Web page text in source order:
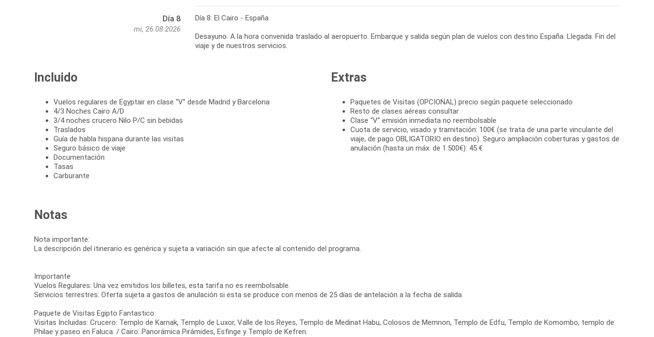
Día 8
mi, 26.08.2026
Día 8: El Cairo - España
Desayuno. A la hora convenida traslado al aeropuerto. Embarque y salida según plan de vuelos con destino España. Llegada. Fin del
viaje y de nuestros servicios.
Incluido
Vuelos regulares de Egyptair en clase “V” desde Madrid y Barcelona
4/3 Noches Cairo A/D
3/4 noches crucero Nilo P/C sin bebidas
Traslados
Guía de habla hispana durante las visitas
Seguro básico de viaje
Documentación
Tasas
Carburante
Extras
Paquetes de Visitas (OPCIONAL) precio según paquete seleccionado
Resto de clases aéreas consultar
Clase “V” emisión inmediata no reembolsable
Cuota de servicio, visado y tramitación: 100€ (se trata de una parte vinculante del
viaje, de pago OBLIGATORIO en destino). Seguro ampliación coberturas y gastos de
anulación (hasta un máx. de 1.500€): 45 €
Notas
Nota importante:
La descripción del itinerario es genérica y sujeta a variación sin que afecte al contenido del programa.
Importante
Vuelos Regulares: Una vez emitidos los billetes, esta tarifa no es reembolsable.
Servicios terrestres: Oferta sujeta a gastos de anulación si esta se produce con menos de 25 días de antelación a la fecha de salida.
Paquete de Visitas Egipto Fantastico:
Visitas Incluidas: Crucero: Templo de Karnak, Templo de Luxor, Valle de los Reyes, Templo de Medinat Habu, Colosos de Memnon, Templo de Edfu, Templo de Komombo, templo de
Philae y paseo en Faluca. / Cairo: Panorámica Pirámides, Esfinge y Templo de Kefren.